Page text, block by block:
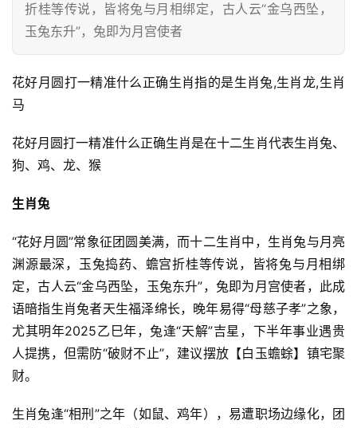
折桂等传说，皆将兔与月相绑定，古人云“金乌西坠，
玉兔东升”，兔即为月宫使者
花好月圆打一精准什么正确生肖指的是生肖兔,生肖龙,生肖
马
花好月圆打一精准什么正确生肖是在十二生肖代表生肖兔、
狗、鸡、龙、猴
生肖兔
“花好月圆”常象征团圆美满，而十二生肖中，生肖兔与月亮
渊源最深，玉兔捣药、蟾宫折桂等传说，皆将兔与月相绑
定，古人云“金乌西坠，玉兔东升”，兔即为月宫使者，此成
语暗指生肖兔者天生福泽绵长，晚年易得“母慈子孝”之象，
尤其明年2025乙巳年，兔逢“天解”吉星，下半年事业遇贵
人提携，但需防“破财不止”，建议摆放【白玉蟾蜍】镇宅聚
财。
生肖兔逢“相刑”之年（如鼠、鸡年），易遭职场边缘化，团